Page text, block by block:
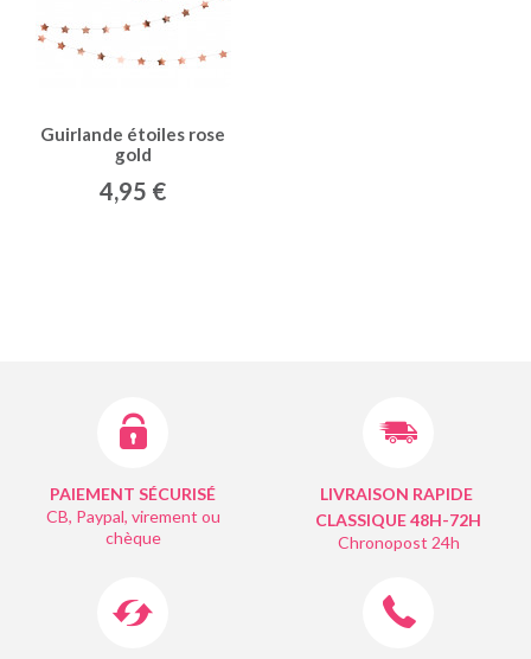
Guirlande étoiles rose
gold
4,95 €
PAIEMENT SÉCURISÉ
CB, Paypal, virement ou
chèque
LIVRAISON RAPIDE
CLASSIQUE 48H-72H
Chronopost 24h